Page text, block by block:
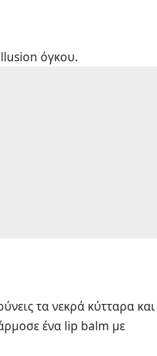
όγκου.
τα νεκρά κύτταρα και
ένα lip balm με